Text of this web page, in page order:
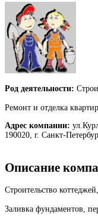
Род деятельности:
Ремонт и отделка
Адрес компании:
190020, г. Санкт-
Описание
Строительство
Заливка фундаментов,